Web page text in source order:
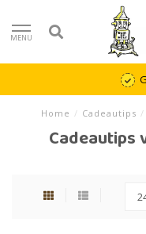
MENU
Home / Cadeautips /
Cadeautips